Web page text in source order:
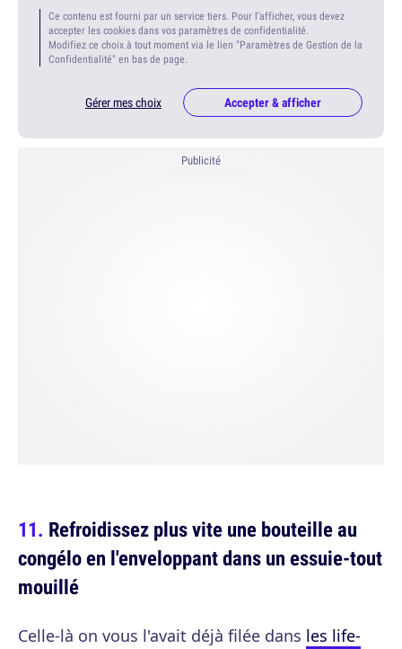
Ce contenu est fourni par un service tiers. Pour l'afficher, vous devez
accepter les cookies dans vos paramètres de confidentialité.
Modifiez ce choix à tout moment via le lien "Paramètres de Gestion de la
Confidentialité" en bas de page.
Gérer mes choix Accepter & afficher
Publicité
Refroidissez plus vite une bouteille au
congélo en l'enveloppant dans un essuie-tout
mouillé
Celle-là on vous l'avait déjà filée dans les life-